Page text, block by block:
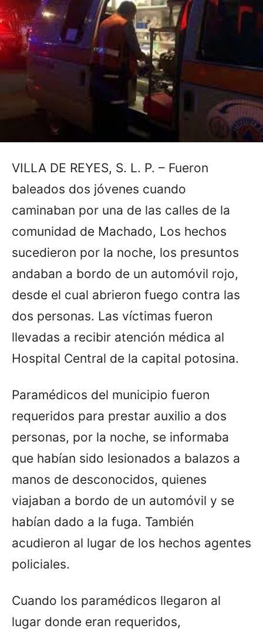
VILLA DE REYES, S. L. P. – Fueron
baleados dos jóvenes cuando
caminaban por una de las calles de la
comunidad de Machado, Los hechos
sucedieron por la noche, los presuntos
andaban a bordo de un automóvil rojo,
desde el cual abrieron fuego contra las
dos personas. Las víctimas fueron
llevadas a recibir atención médica al
Hospital Central de la capital potosina.
Paramédicos del municipio fueron
requeridos para prestar auxilio a dos
personas, por la noche, se informaba
que habían sido lesionados a balazos a
manos de desconocidos, quienes
viajaban a bordo de un automóvil y se
habían dado a la fuga. También
acudieron al lugar de los hechos agentes
policiales.
Cuando los paramédicos llegaron al
lugar donde eran requeridos,